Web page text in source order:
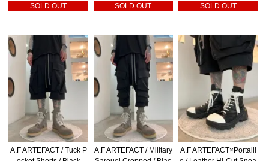
SOLD OUT
SOLD OUT
SOLD OUT
A.F ARTEFACT / Tuck P
A.F ARTEFACT / Military
A.F ARTEFACT×Portaill